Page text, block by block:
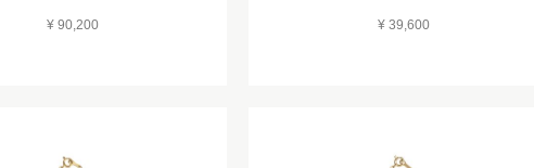
¥ 90,200 ¥ 39,600